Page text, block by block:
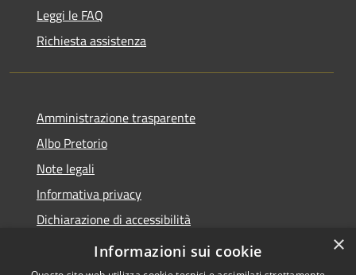
Leggi le FAQ
Richiesta assistenza
Amministrazione trasparente
Albo Pretorio
Note legali
Informativa privacy
Dichiarazione di accessibilità
Obiettivi di accessibilità
×
Informazioni sui cookie